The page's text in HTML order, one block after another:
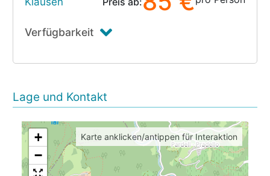
Verfügbarkeit
Lage und Kontakt
+
−
Karte anklicken/antippen für Interaktion